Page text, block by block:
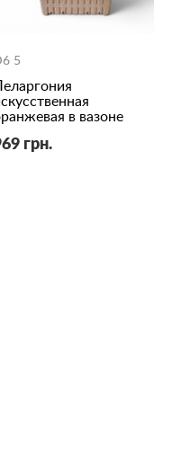
5
Пеларгония
в вазоне
грн.